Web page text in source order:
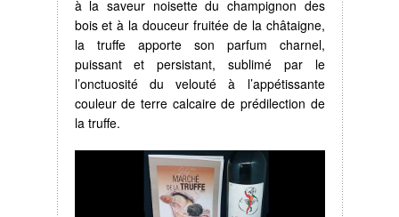
à la saveur noisette du champignon des
bois et à la douceur fruitée de la châtaigne,
la truffe apporte son parfum charnel,
puissant et persistant, sublimé par le
l’onctuosité du velouté à l’appétissante
couleur de terre calcaire de prédilection de
la truffe.